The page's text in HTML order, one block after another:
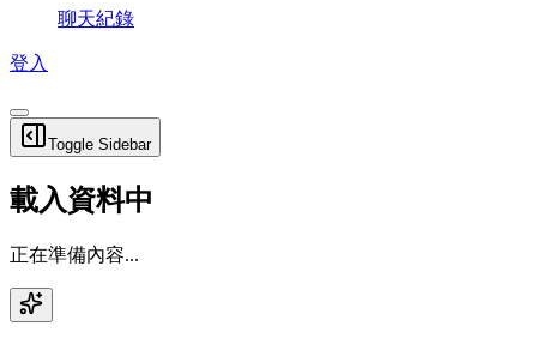
聊天紀錄
登入
Toggle Sidebar
載入資料中
正在準備內容...